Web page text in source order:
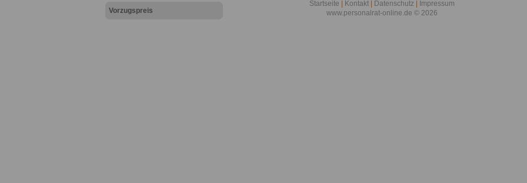
Vorzugspreis
Sächsisches Personalvertretungsgesetz (SächsPersVG): § 7 Dienststellenleiter
Sächsisches Personalvertretungsgesetz (SächsPersVG): § 8
Startseite Kontakt Datenschutz
Impressum
www.personalrat-online.de © 2026